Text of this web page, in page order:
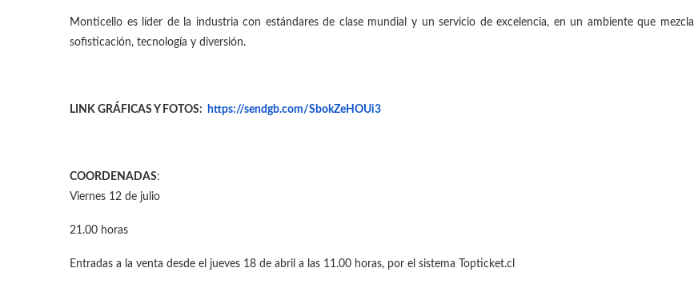
Monticello es líder de la industria con estándares de clase mundial y un servicio de excelencia, en un ambiente que mezcla
sofisticación, tecnología y diversión.
LINK GRÁFICAS Y FOTOS: https://sendgb.com/SbokZeHOUi3
COORDENADAS:
Viernes 12 de julio
21.00 horas
Entradas a la venta desde el jueves 18 de abril a las 11.00 horas, por el sistema Topticket.cl